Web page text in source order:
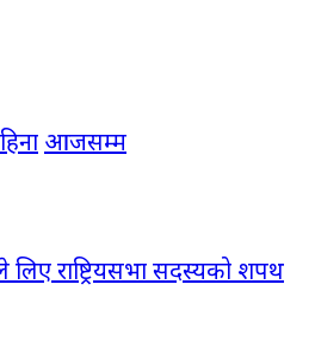
आजसम्म
लिए राष्ट्रियसभा सदस्यको शपथ